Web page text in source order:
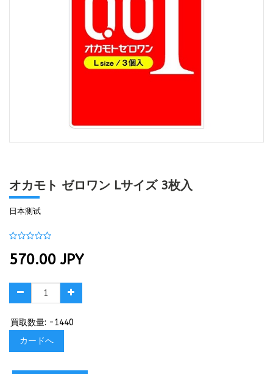
オカモト ゼロワン Lサイズ 3枚入
日本测试
570.00 JPY
買取数量: -1440
カードへ